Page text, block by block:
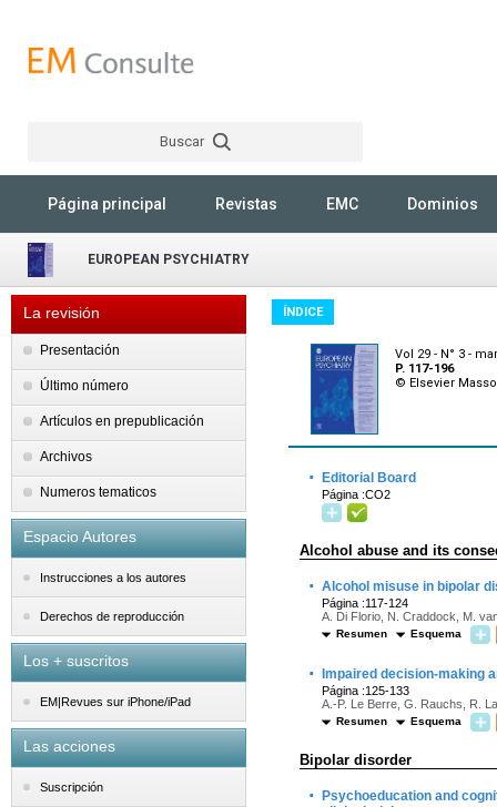
Buscar
Página principal Revistas EMC Dominios
EUROPEAN PSYCHIATRY
La revisión
Presentación
Último número
Artículos en prepublicación
Archivos
Numeros tematicos
Espacio Autores
Instrucciones a los autores
Derechos de reproducción
Los + suscritos
EM|Revues sur iPhone/iPad
Las acciones
Suscripción
ÍNDICE
Vol 29 - N° 3 -
P. 117-196
© Elsevier
· Editorial Board
Página :CO2
Alcohol abuse and its
· Alcohol misuse in bipolar
Página :117-124
A. Di Florio, N. Craddock, M.
Resumen Esquema
· Impaired decision-making
Página :125-133
A.-P. Le Berre, G. Rauchs, R.
Resumen Esquema
Bipolar disorder
·
Psychoeducation and